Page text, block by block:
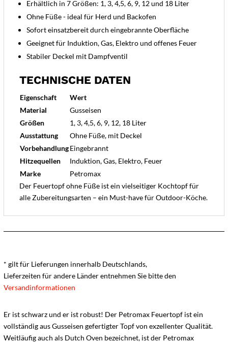
Erhältlich in 7 Größen: 1, 3, 4,5, 6, 9, 12 und 18 Liter
Ohne Füße - ideal für Herd und Backofen
Sofort einsatzbereit durch eingebrannte Oberfläche
Geeignet für Induktion, Gas, Elektro und offenes Feuer
Stabiler Deckel mit Dampfventil
TECHNISCHE DATEN
Eigenschaft
Wert
Material
Gusseisen
Größen
1, 3, 4,5, 6, 9, 12, 18 Liter
Ausstattung
Ohne Füße, mit Deckel
VorbehandlungEingebrannt
Hitzequellen
Induktion, Gas, Elektro, Feuer
Marke
Petromax
Der Feuertopf ohne Füße ist ein vielseitiger Kochtopf für
alle Zubereitungsarten – ein Must-have für Outdoor-Köche.
* gilt für Lieferungen innerhalb Deutschlands,
Lieferzeiten für andere Länder entnehmen Sie bitte den
Versandinformationen
Er ist schwarz und er ist robust! Der Petromax Feuertopf ist ein
vollständig aus Gusseisen gefertigter Topf von exzellenter Qualität.
Weitläufig auch als Dutch Oven bezeichnet, ist der Petromax